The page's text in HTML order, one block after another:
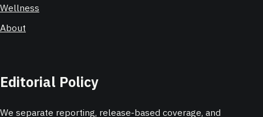
Wellness
About
Editorial Policy
We separate reporting, release-based coverage, and